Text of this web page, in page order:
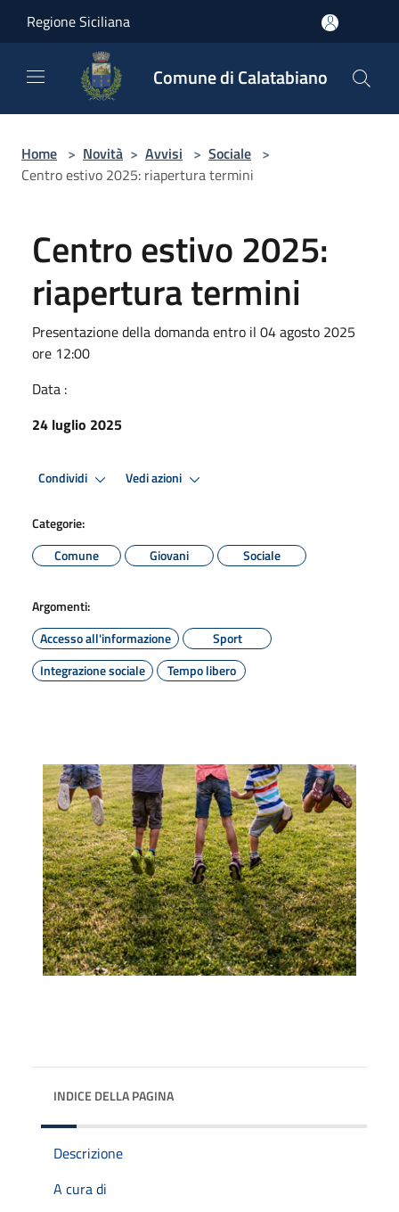
Regione Siciliana
Comune di Calatabiano
Home > Novità > Avvisi > Sociale >
Centro estivo 2025: riapertura termini
Centro estivo 2025:
riapertura termini
Presentazione della domanda entro il 04 agosto 2025
ore 12:00
Data :
24 luglio 2025
Condividi Vedi azioni
Categorie:
Comune
Giovani Sociale
Argomenti:
Accesso all'informazione
Sport
Integrazione sociale
Tempo libero
INDICE DELLA PAGINA
Descrizione
A cura di